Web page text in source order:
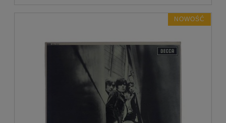
NOWOŚĆ